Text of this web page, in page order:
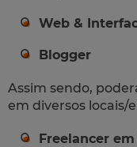
Web &
Blogger
Assim sendo,
em diversos locais/
Freelancer em